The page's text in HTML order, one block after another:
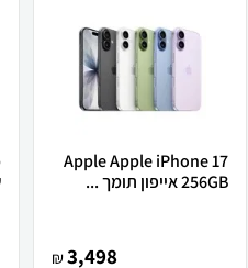
Apple Apple iPhone 17
256GB אייפון תומך ...
3,498
₪